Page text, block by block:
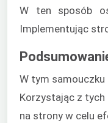
W ten sposób
Implementując
W tym samouczku
Korzystając z
na strony w celu